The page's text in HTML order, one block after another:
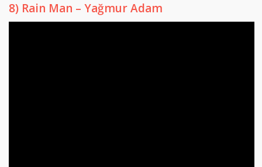
8) Rain Man – Yağmur Adam